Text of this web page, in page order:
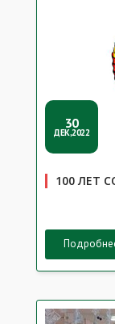
30
ДЕК,2022
100 ЛЕТ